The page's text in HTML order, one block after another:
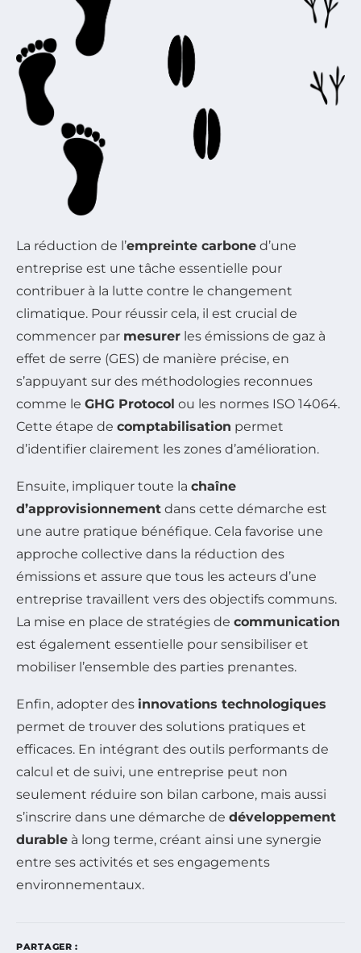
La réduction de l’empreinte carbone d’une
entreprise est une tâche essentielle pour
contribuer à la lutte contre le changement
climatique. Pour réussir cela, il est crucial de
commencer par mesurer les émissions de gaz à
effet de serre (GES) de manière précise, en
s’appuyant sur des méthodologies reconnues
comme le GHG Protocol ou les normes ISO 14064.
Cette étape de comptabilisation permet
d’identifier clairement les zones d’amélioration.
Ensuite, impliquer toute la chaîne
d’approvisionnement dans cette démarche est
une autre pratique bénéfique. Cela favorise une
approche collective dans la réduction des
émissions et assure que tous les acteurs d’une
entreprise travaillent vers des objectifs communs.
La mise en place de stratégies de communication
est également essentielle pour sensibiliser et
mobiliser l’ensemble des parties prenantes.
Enfin, adopter des innovations technologiques
permet de trouver des solutions pratiques et
efficaces. En intégrant des outils performants de
calcul et de suivi, une entreprise peut non
seulement réduire son bilan carbone, mais aussi
s’inscrire dans une démarche de développement
durable à long terme, créant ainsi une synergie
entre ses activités et ses engagements
environnementaux.
PARTAGER :